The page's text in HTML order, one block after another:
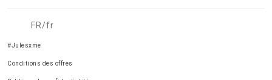
FR/fr
#Julesxme
Conditions des offres